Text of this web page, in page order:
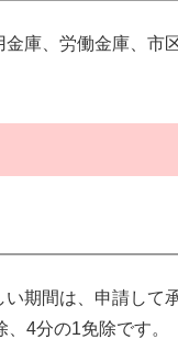
庫、労働金庫、市
期間は、申請して
4分の1免除です。